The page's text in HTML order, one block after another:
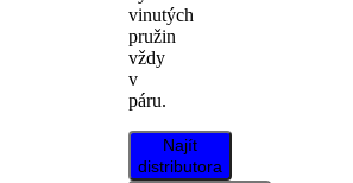
vinutých
pružin
vždy
v
páru.
Najít
distributora